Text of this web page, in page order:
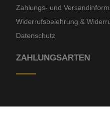
Zahlungs- und
Widerrufsbelehrung &
Datenschutz
ZAHLUNGSARTEN